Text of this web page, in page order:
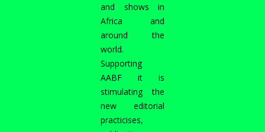
and shows in
Africa and
around the
world.
Supporting
AABF it is
stimulating the
new editorial
practicises,